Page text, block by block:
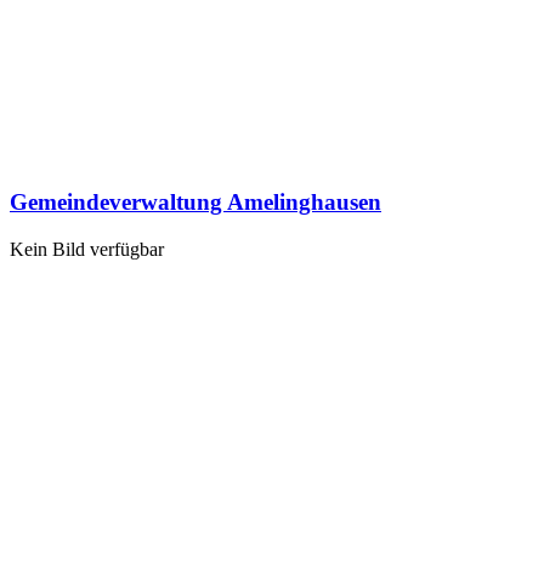
Gemeindeverwaltung Amelinghausen
Kein Bild verfügbar